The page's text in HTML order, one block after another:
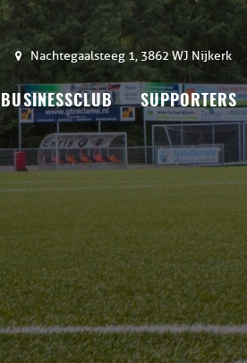
Nachtegaalsteeg 1, 3862 WJ Nijkerk
BUSINESSCLUB SUPPORTERS